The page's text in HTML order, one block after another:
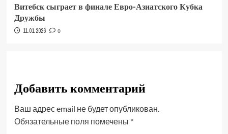
Витебск сыграет в финале Евро-Азиатского Кубка
Дружбы
11.01.2026 0
Добавить комментарий
Ваш адрес email не будет опубликован.
Обязательные поля помечены *